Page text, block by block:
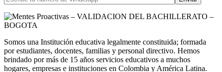
Somos una Institución educativa legalmente constituida; formada
por estudiantes, docentes, familias y personal directivo. Hemos
brindado por más de 15 años servicios educativos a muchos
hogares, empresas e instituciones en Colombia y América Latina.